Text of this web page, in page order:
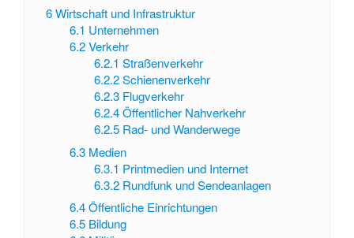
6Wirtschaft und Infrastruktur
6.1 Unternehmen
6.2 Verkehr
6.2.1 Straßenverkehr
6.2.2 Schienenverkehr
6.2.3 Flugverkehr
6.2.4 Öffentlicher Nahverkehr
6.2.5 Rad- und Wanderwege
6.3 Medien
6.3.1 Printmedien und Internet
6.3.2 Rundfunk und Sendeanlagen
6.4 Öffentliche Einrichtungen
6.5 Bildung